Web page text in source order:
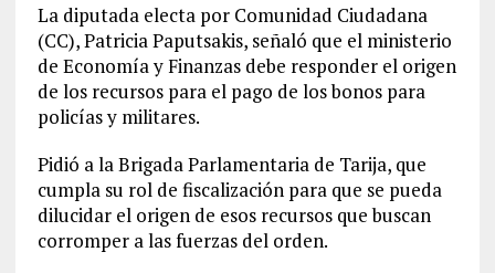
La diputada electa por Comunidad Ciudadana
(CC), Patricia Paputsakis, señaló que el ministerio
de Economía y Finanzas debe responder el origen
de los recursos para el pago de los bonos para
policías y militares.
Pidió a la Brigada Parlamentaria de Tarija, que
cumpla su rol de fiscalización para que se pueda
dilucidar el origen de esos recursos que buscan
corromper a las fuerzas del orden.